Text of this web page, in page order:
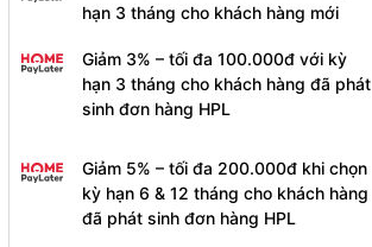
hạn 3 tháng cho khách hàng mới
Giảm 3% – tối đa 100.000đ với kỳ
hạn 3 tháng cho khách hàng đã phát
sinh đơn hàng HPL
Giảm 5% – tối đa 200.000đ khi chọn
kỳ hạn 6 & 12 tháng cho khách hàng
đã phát sinh đơn hàng HPL